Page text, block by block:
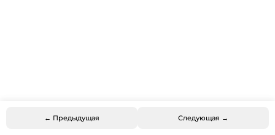
← Предыдущая Следующая →